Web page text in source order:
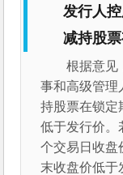
发行人
减持股
根据意见
事和高级管理
持股票在锁定
低于发行价。
个交易日收盘
末收盘价低于